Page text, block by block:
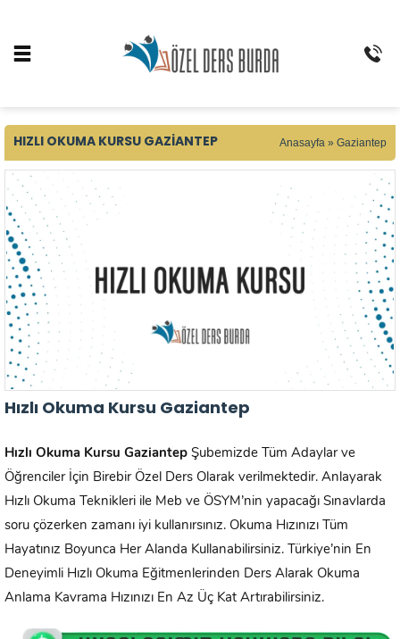
HIZLI OKUMA KURSU GAZIANTEP Anasayfa » Gaziantep
Hızlı Okuma Kursu Gaziantep
Hızlı Okuma Kursu Gaziantep Şubemizde Tüm Adaylar ve
Öğrenciler İçin Birebir Özel Ders Olarak verilmektedir. Anlayarak
Hızlı Okuma Teknikleri ile Meb ve ÖSYM’nin yapacağı Sınavlarda
soru çözerken zamanı iyi kullanırsınız. Okuma Hızınızı Tüm
Hayatınız Boyunca Her Alanda Kullanabilirsiniz. Türkiye’nin En
Deneyimli Hızlı Okuma Eğitmenlerinden Ders Alarak Okuma
Anlama Kavrama Hızınızı En Az Üç Kat Artırabilirsiniz.